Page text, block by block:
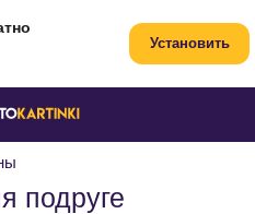
подруге
Установить